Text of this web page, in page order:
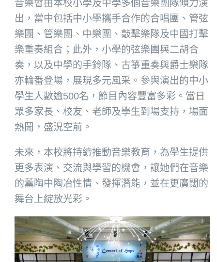
音樂會由本校小學及中學多個音樂團隊傾力演
出，當中包括中小學攜手合作的合唱團、管弦
樂團、管樂團、中樂團、敲擊樂隊及中國打擊
樂重奏組合；此外，小學的弦樂團與二胡合
奏，以及中學的手鈴隊、古箏重奏與爵士樂隊
亦輪番登場，展現多元風采。參與演出的中小
學生人數逾500名，節目內容豐富多彩。當日
眾多家長、校友、老師及學生到場支持，場面
熱鬧，盛況空前。
未來，本校將持續推動音樂教育，為學生提供
更多表演、交流與學習的機會，讓她們在音樂
的薰陶中陶冶性情、發揮潛能，並在更廣闊的
舞台上綻放光彩。